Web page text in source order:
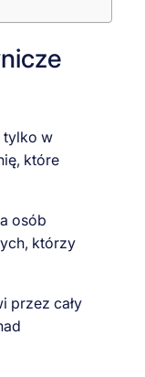
tylko w
które
osób
którzy
przez cały